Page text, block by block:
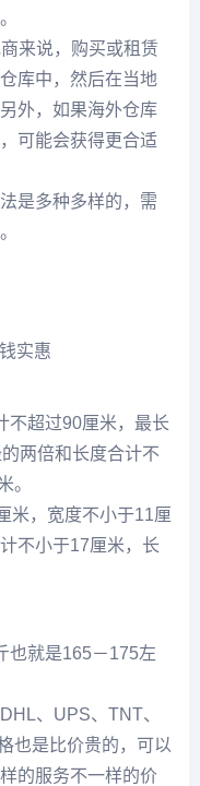
来说，购买或租赁
库中，然后在当地
外，如果海外仓库
可能会获得更合适
是多种多样的，需
不超过90厘米，最长
两倍和长度合计不
。
米，宽度不小于11厘
不小于17厘米，长
也就是165－175左
、UPS、TNT、
也是比价贵的，可以
的服务不一样的价